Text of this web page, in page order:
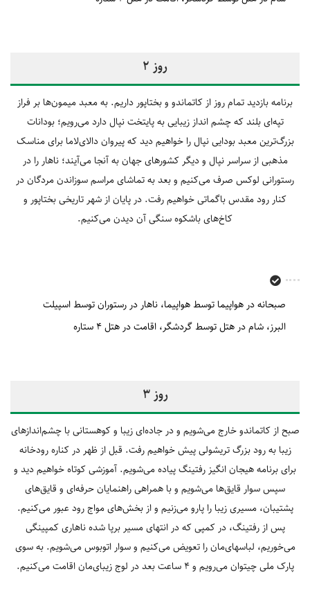
روز 2
برنامه بازدید تمام روز از کاتماندو و بختاپور داریم. به معبد میمون‌ها بر فراز
تپه‌ای بلند که چشم انداز زیبایی به پایتخت نپال دارد می‌رویم؛ بودانات
بزرگ‌ترین معبد بودایی نپال را خواهیم دید که پیروان دالای‌لاما برای مناسک
مذهبی از سراسر نپال و دیگر کشورهای جهان به آنجا می‌آیند؛ ناهار را در
رستورانی لوکس صرف می‌کنیم و بعد به تماشای مراسم سوزاندن مردگان در
کنار رود مقدس باگماتی خواهیم رفت. در پایان از شهر تاریخی بختاپور و
کاخ‌های باشکوه سنگی آن دیدن می‌کنیم.
صبحانه در هواپیما توسط هواپیما ناهار در رستوران توسط اسپیلت
البرز شام در هتل توسط گردشگر اقامت در هتل 4 ستاره
روز 3
صبح از کاتماندو خارج می‌شویم و در جاده‌ای زیبا و کوهستانی با چشم‌اندازهای
زیبا به رود بزرگ تریشولی پیش خواهیم رفت. قبل از ظهر در کناره رودخانه
برای برنامه هیجان انگیز رفتینگ پیاده می‌شویم. آموزشی کوتاه خواهیم دید و
سپس سوار قایق‌ها می‌شویم و با همراهی راهنمایان حرفه‌ای و قایق‌های
پشتیبان، مسیری زیبا را پارو می‌زنیم و از بخش‌های مواج رود عبور می‌کنیم.
پس از رفتینگ، در کمپی که در انتهای مسیر برپا شده ناهاری کمپینگی
می‌خوریم، لباسهای‌مان را تعویض می‌کنیم و سوار اتوبوس می‌شویم. به سوی
پارک ملی چیتوان می‌رویم و 4 ساعت بعد در لوج زیبای‌مان اقامت می‌کنیم.